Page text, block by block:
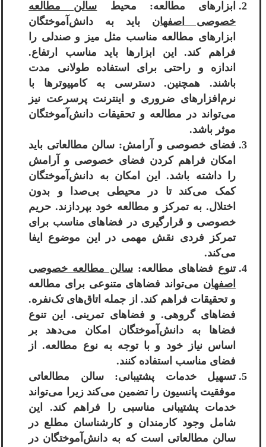
ابزارهای مطالعه: محیط سالن مطالعه
خصوصی اصفهان باید به دانش‌آموختگان
ابزارهای مطالعه مناسب مثل میز و صندلی را
فراهم کند. این ابزارها باید مناسب ارتفاع.
اندازه و راحتی برای استفاده طولانی مدت
باشند. همچنین. دسترسی به کامپیوترها با
نرم‌افزارهای ضروری و اینترنت پرسرعت نیز
می‌تواند در مطالعه و تحقیقات دانش‌آموختگان
موثر باشد.
فضای خصوصی و آرامش: سالن مطالعاتی باید
امکان فراهم کردن فضای خصوصی و آرامش
را داشته باشد. این امکان به دانش‌آموختگان
کمک می‌کند تا در محیطی بی‌صدا و بدون
اختلال. به تمرکز و مطالعه خود بپردازند. حریم
خصوصی و قرارگیری در فضاهای مناسب برای
تمرکز فردی نقش مهمی در این موضوع ایفا
می‌کند.
تنوع فضاهای مطالعه:سالن مطالعه خصوصی
اصفهان می‌تواند فضاهای متنوعی برای مطالعه
و تحقیقات فراهم کند. از جمله اتاق‌های تک‌نفره.
فضاهای گروهی. و فضاهای تمرینی. این تنوع
فضاها به دانش‌آموختگان امکان می‌دهد بر
اساس نیاز خود و با توجه به نوع مطالعه. از
فضای مناسب استفاده کنند.
تسهیل خدمات پشتیبانی: سالن مطالعاتی
موفقیت پانسیون را تضمین می‌کند زیرا می‌تواند
خدمات پشتیبانی مناسبی را فراهم کند. این
شامل وجود کارمندان و کارشناسان مطلع در
سالن مطالعاتی است که به دانش‌آموختگان در